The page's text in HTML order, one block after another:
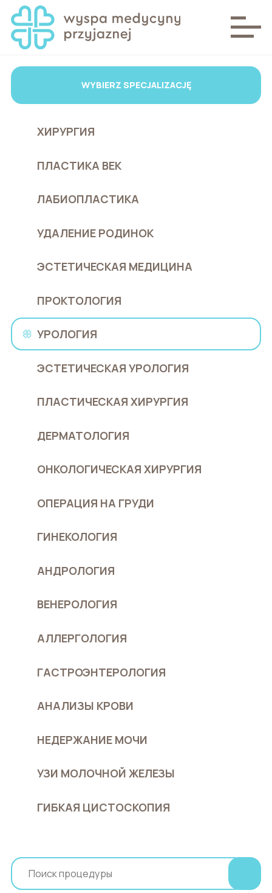
WYBIERZ SPECJALIZACJĘ
ХИРУРГИЯ
ПЛАСТИКА ВЕК
ЛАБИОПЛАСТИКА
УДАЛЕНИЕ РОДИНОК
ЭСТЕТИЧЕСКАЯ МЕДИЦИНА
ПРОКТОЛОГИЯ
УРОЛОГИЯ
ЭСТЕТИЧЕСКАЯ УРОЛОГИЯ
ПЛАСТИЧЕСКАЯ ХИРУРГИЯ
ДЕРМАТОЛОГИЯ
ОНКОЛОГИЧЕСКАЯ ХИРУРГИЯ
ОПЕРАЦИЯ НА ГРУДИ
ГИНЕКОЛОГИЯ
АНДРОЛОГИЯ
ВЕНЕРОЛОГИЯ
АЛЛЕРГОЛОГИЯ
ГАСТРОЭНТЕРОЛОГИЯ
АНАЛИЗЫ КРОВИ
НЕДЕРЖАНИЕ МОЧИ
УЗИ МОЛОЧНОЙ ЖЕЛЕЗЫ
ГИБКАЯ ЦИСТОСКОПИЯ